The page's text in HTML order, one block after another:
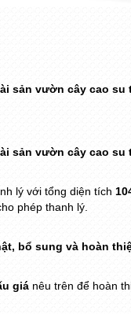
sản vườn cây cao su
sản vườn cây cao su
lý với tổng diện tích
phép thanh lý.
bổ sung và hoàn
giá nêu trên để hoàn